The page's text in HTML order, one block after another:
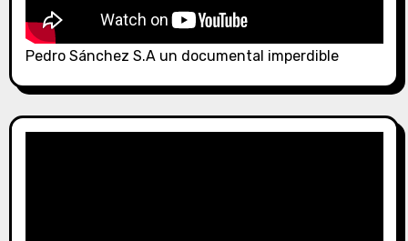
Pedro Sánchez S.A un documental imperdible